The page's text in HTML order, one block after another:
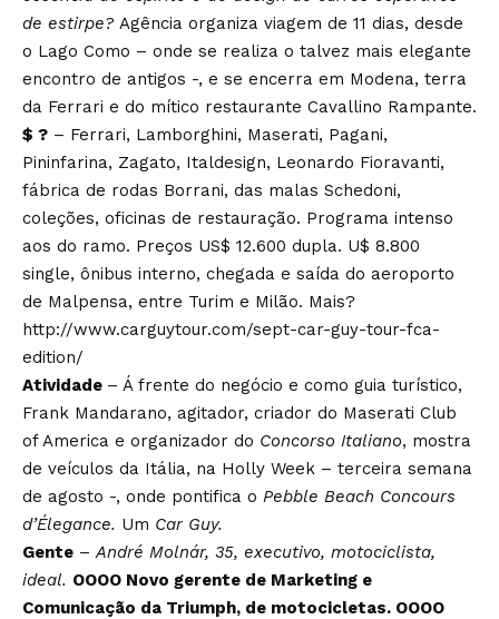
de estirpe? Agência organiza viagem de 11 dias, desde
o Lago Como – onde se realiza o talvez mais elegante
encontro de antigos -, e se encerra em Modena, terra
da Ferrari e do mítico restaurante Cavallino Rampante.
$ ? – Ferrari, Lamborghini, Maserati, Pagani,
Pininfarina, Zagato, Italdesign, Leonardo Fioravanti,
fábrica de rodas Borrani, das malas Schedoni,
coleções, oficinas de restauração. Programa intenso
aos do ramo. Preços US$ 12.600 dupla. U$ 8.800
single, ônibus interno, chegada e saída do aeroporto
de Malpensa, entre Turim e Milão. Mais?
http://www.carguytour.com/sept-car-guy-tour-fca-
edition/
Atividade – Á frente do negócio e como guia turístico,
Frank Mandarano, agitador, criador do Maserati Club
of America e organizador do Concorso Italiano, mostra
de veículos da Itália, na Holly Week – terceira semana
de agosto -, onde pontifica o Pebble Beach Concours
d’Élegance. Um Car Guy.
Gente – André Molnár, 35, executivo, motociclista,
ideal. OOOO Novo gerente de Marketing e
Comunicação da Triumph, de motocicletas. OOOO